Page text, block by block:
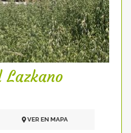
Lazkano
VER EN MAPA